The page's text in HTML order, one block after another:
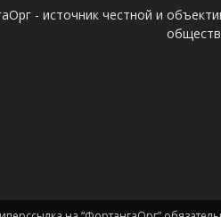
- источник честной и